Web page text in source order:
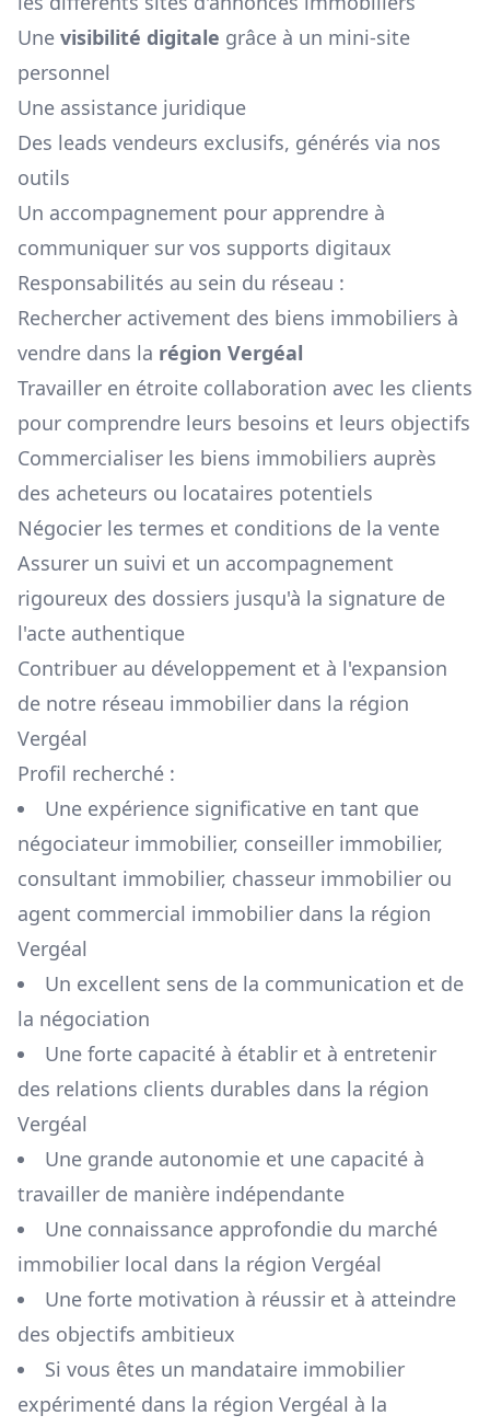
Une visibilité digitale grâce à un mini-site
personnel
Une assistance juridique
Des leads vendeurs exclusifs, générés via nos
outils
Un accompagnement pour apprendre à
communiquer sur vos supports digitaux
Responsabilités au sein du réseau :
Rechercher activement des biens immobiliers à
vendre dans la région Vergéal
Travailler en étroite collaboration avec les clients
pour comprendre leurs besoins et leurs objectifs
Commercialiser les biens immobiliers auprès
des acheteurs ou locataires potentiels
Négocier les termes et conditions de la vente
Assurer un suivi et un accompagnement
rigoureux des dossiers jusqu'à la signature de
l'acte authentique
Contribuer au développement et à l'expansion
de notre réseau immobilier dans la région
Vergéal
Profil recherché :
Une expérience significative en tant que
négociateur immobilier, conseiller immobilier,
consultant immobilier, chasseur immobilier ou
agent commercial immobilier dans la région
Vergéal
Un excellent sens de la communication et de
la négociation
Une forte capacité à établir et à entretenir
des relations clients durables dans la région
Vergéal
Une grande autonomie et une capacité à
travailler de manière indépendante
Une connaissance approfondie du marché
immobilier local dans la région Vergéal
Une forte motivation à réussir et à atteindre
des objectifs ambitieux
Si vous êtes un mandataire immobilier
expérimenté dans la région Vergéal à la